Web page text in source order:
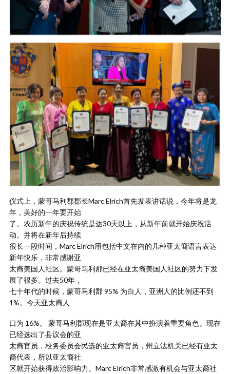
仪式上，蒙哥马利郡郡长Marc Elrich首先发表讲话说，今年将是龙
年，美好的一年要开始
了。农历新年的庆祝传统是达30天以上，从新年前就开始庆祝活
动。并将在新年后持续
很长一段时间，Marc Elrich用包括中文在内的几种亚太裔语言表达
新年快乐，非常感谢亚
太裔美国人社区。蒙哥马利郡已经在亚太裔美国人社区的努力下发
展了很多。过去50年，
七十年代的时候，蒙哥马利郡 95% 为白人，亚洲人的比例还不到
1%。今天亚太裔人
口为 16%。 蒙哥马利郡现在是亚太裔在其中扮演着重要角色。现在
已经选出了县议会的亚
太裔官员，校务委员会民选的亚太裔官员，州立法机关已经有亚太
裔代表，所以亚太裔社
区就开始获得政治影响力。Marc Elrich非常感激有机会与亚太裔社